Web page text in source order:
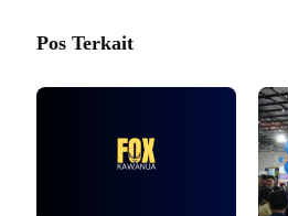
Pos Terkait